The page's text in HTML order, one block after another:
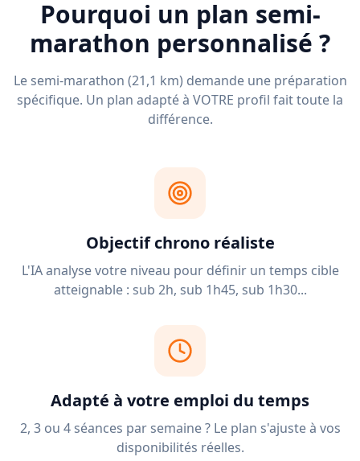
Pourquoi un plan semi-
marathon personnalisé ?
Le semi-marathon (21,1 km) demande une préparation
spécifique. Un plan adapté à VOTRE profil fait toute la
différence.
Objectif chrono réaliste
L'IA analyse votre niveau pour définir un temps cible
atteignable : sub 2h, sub 1h45, sub 1h30...
Adapté à votre emploi du temps
2, 3 ou 4 séances par semaine ? Le plan s'ajuste à vos
disponibilités réelles.